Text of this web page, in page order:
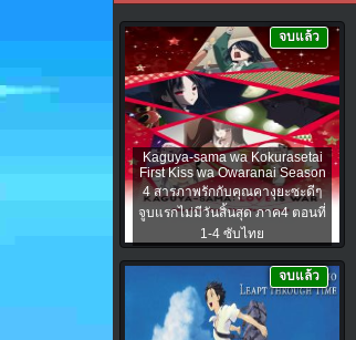
Kaguya-sama wa Kokurasetai
First Kiss wa Owaranai Season
4 สารภาพรักกับคุณคางุยะซะดีๆ
จูบแรกไม่มีวันสิ้นสุด ภาค4 ตอนที่
1-4 ซับไทย
จบแล้ว
จบแล้ว